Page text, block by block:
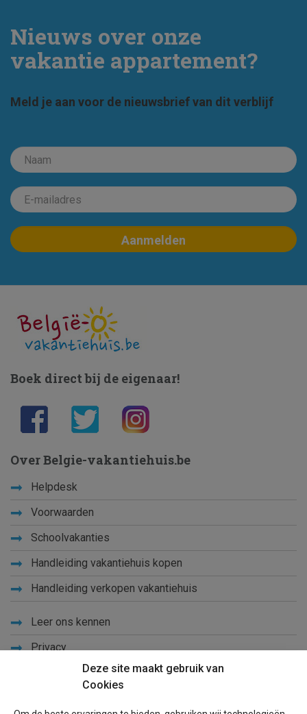
Nieuws over onze
vakantie appartement?
Meld je aan voor de nieuwsbrief van dit verblijf
Deze site maakt gebruik van
Cookies
Boek direct bij de eigenaar!
Over Belgie-vakantiehuis.be
Helpdesk
Voorwaarden
Schoolvakanties
Handleiding vakantiehuis kopen
Handleiding verkopen vakantiehuis
Leer ons kennen
Privacy